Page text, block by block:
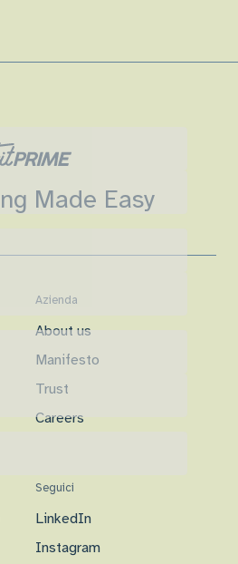
Made Easy
Azienda
About us
Manifesto
Trust
Careers
Seguici
LinkedIn
Instagram